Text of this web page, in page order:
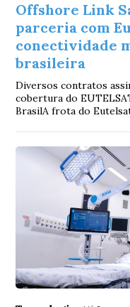
Offshore Link
parceria com
conectividade
brasileira
Diversos contratos
cobertura do
BrasilA frota do